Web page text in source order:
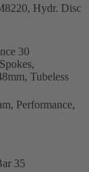
Hydr. Disc
30
Tubeless
Performance,
35